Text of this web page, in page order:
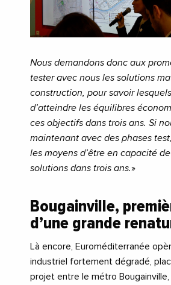
Nous demandons donc aux
tester avec nous les solutions
construction, pour savoir
d’atteindre les équilibres
ces objectifs dans trois ans. Si
maintenant avec des phases
les moyens d’être en capacité
solutions dans trois ans.»
Bougainville,
d’une grande
Là encore, Euroméditerranée
industriel fortement dégradé,
projet entre le métro